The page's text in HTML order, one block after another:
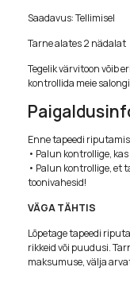
Saadavus: Tellimisel
Tarne alates 2 nädalat
Tegelik värvitoon võib
kontrollida meie
Enne tapeedi
• Palun kontrollige,
• Palun kontrollige, et
toonivahesid!
VÄGA TÄHTIS
Lõpetage tapeedi
rikkeid või puudusi.
maksumuse, välja